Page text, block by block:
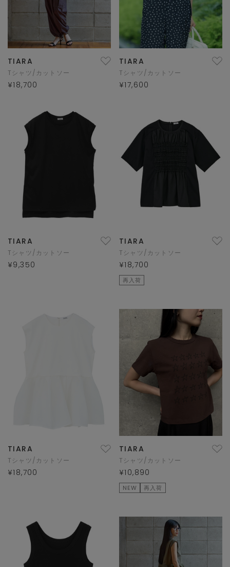
TIARA
Tシャツ/カットソー
¥18,700
TIARA
Tシャツ/カットソー
¥17,600
TIARA
Tシャツ/カットソー
¥9,350
TIARA
Tシャツ/カットソー
¥18,700
再入荷
TIARA
Tシャツ/カットソー
¥18,700
TIARA
Tシャツ/カットソー
¥10,890
NEW 再入荷